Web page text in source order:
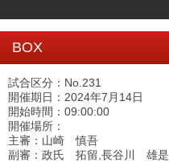
BOX
試合区分：No.231
開催期日：2024年7月14日
開始時間：09:00:00
開催場所：
主審：山崎 慎吾
副審：政氏 拓留,長谷川 雄是